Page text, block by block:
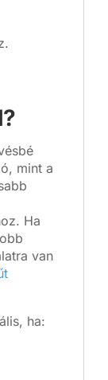
mint a
Ha
van
ha: